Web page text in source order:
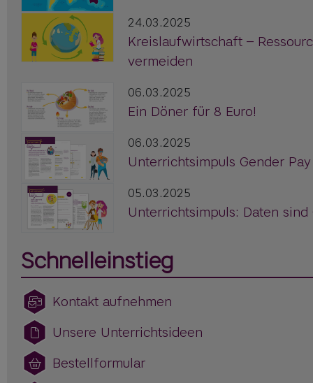
24.03.2025
Kreislaufwirtschaft –
vermeiden
06.03.2025
Ein Döner für 8 Euro!
06.03.2025
Unterrichtsimpuls Gender
05.03.2025
Unterrichtsimpuls: Daten sind
Schnelleinstieg
Kontakt aufnehmen
Unsere Unterrichtsideen
Bestellformular